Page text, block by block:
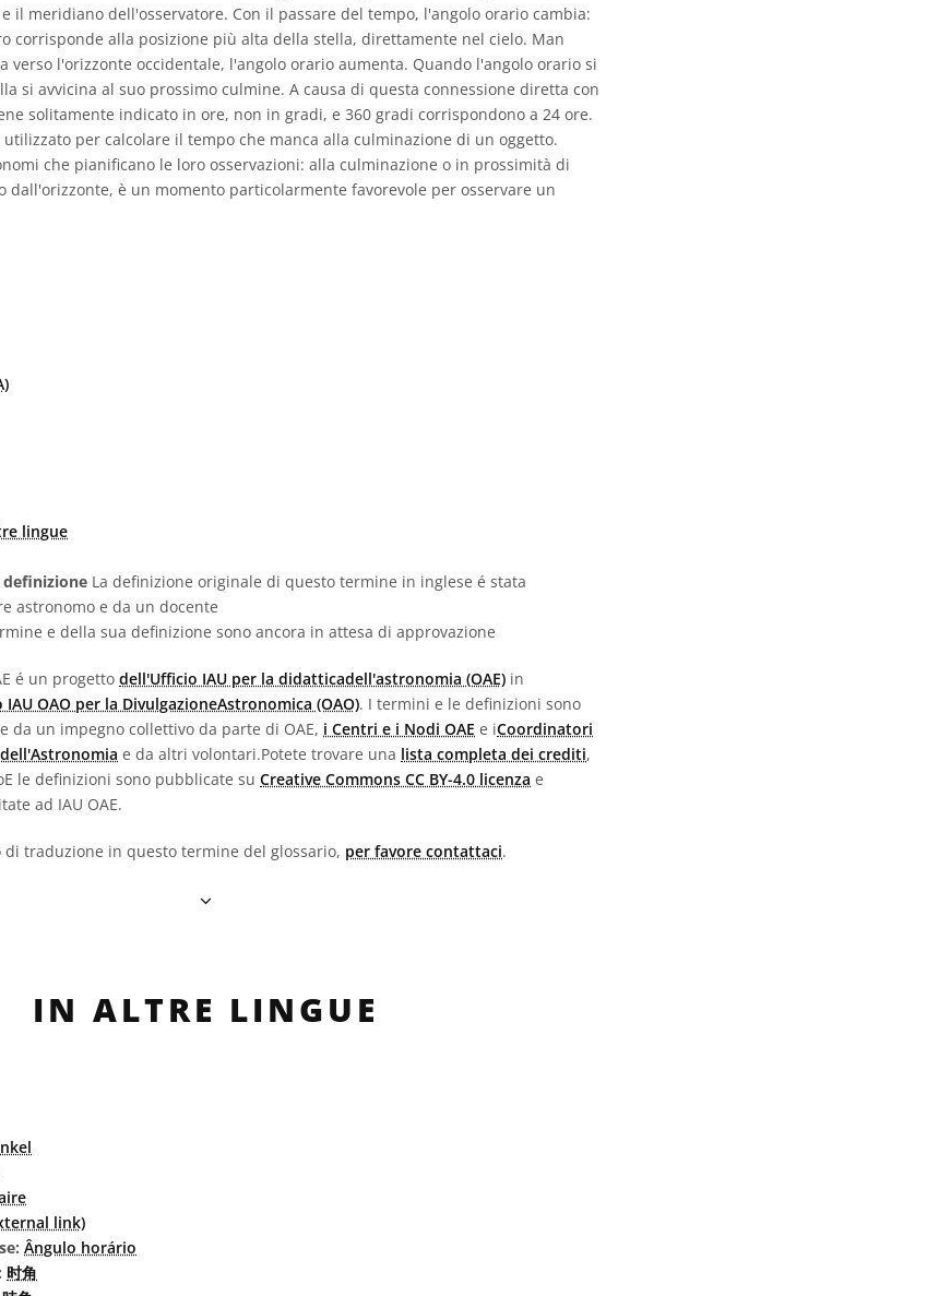
il meridiano dell'osservatore. Con il passare del tempo, l'angolo orario cambia:
corrisponde alla posizione più alta della stella, direttamente nel cielo. Man
verso l'orizzonte occidentale, l'angolo orario aumenta. Quando l'angolo orario si
si avvicina al suo prossimo culmine. A causa di questa connessione diretta con
solitamente indicato in ore, non in gradi, e 360 gradi corrispondono a 24 ore.
per calcolare il tempo che manca alla culminazione di un oggetto.
che pianificano le loro osservazioni: alla culminazione o in prossimità di
dall'orizzonte, è un momento particolarmente favorevole per osservare un
lingue
La definizione originale di questo termine in inglese é stata
astronomo e da un docente
e della sua definizione sono ancora in attesa di approvazione
é un progetto dell'Ufficio IAU per la didatticadell'astronomia (OAE) in
OAO per la DivulgazioneAstronomica (OAO). I termini e le definizioni sono
da un impegno collettivo da parte di OAE, i Centri e i Nodi OAE e iCoordinatori
e da altri volontari.Potete trovare una lista completa dei crediti,
le definizioni sono pubblicate su Creative Commons CC BY-4.0 licenza e
ad IAU OAE.
traduzione in questo termine del glossario, per favore contattaci.
IN ALTRE LINGUE
link)
Ângulo horário
时角